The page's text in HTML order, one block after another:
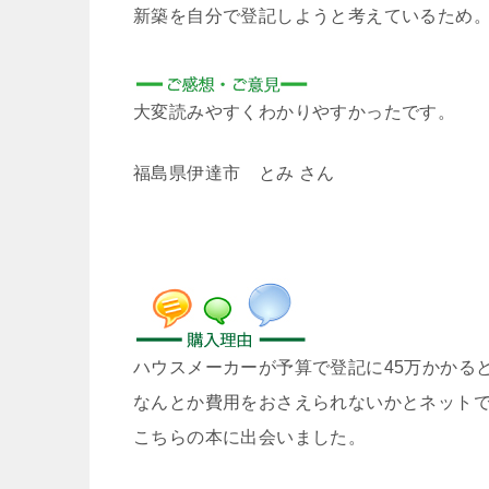
新築を自分で登記しようと考えているため。
大変読みやすくわかりやすかったです。
福島県伊達市 とみ さん
ハウスメーカーが予算で登記に45万かかる
なんとか費用をおさえられないかとネット
こちらの本に出会いました。